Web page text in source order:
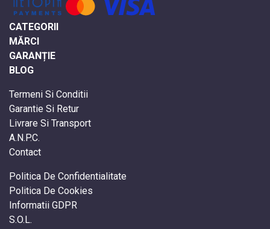
CATEGORII
MĂRCI
GARANȚIE
BLOG
Termeni Si Conditii
Garantie Si Retur
Livrare Si Transport
A.N.P.C.
Contact
Politica De Confidentialitate
Politica De Cookies
Informatii GDPR
S.O.L.